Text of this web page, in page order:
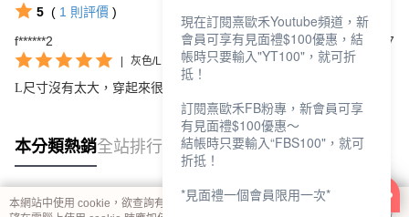
5 ( 1 則評價 )
f******2
2026/07/27
灰色/L
L尺寸沒有太大，穿起來很服貼，布料很透氣，加1元很滑算。
本分類熱銷全站排行
本網站中使用 cookie，欲查詢有關本網站使用 cookie 方式之詳情，及若您不希
現在訂閱熹歐禾Youtube頻道，新
會員可享有見面禮$100優惠，結
帳時只要輸入"YT100"，就可折
抵！
訂閱熹歐禾FB粉專，新會員可享
有見面禮$100優惠～
結帳時只要輸入“FBS100"，就可
折抵！
*見面禮一個會員限用一次*